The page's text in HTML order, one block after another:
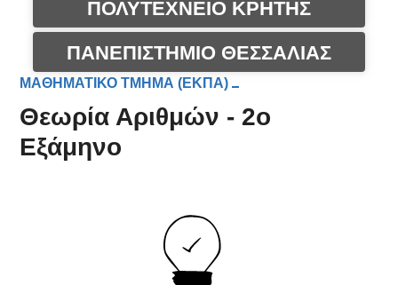
ΠΟΛΥΤΕΧΝΕΙΟ ΚΡΗΤΗΣ
ΠΑΝΕΠΙΣΤΗΜΙΟ ΘΕΣΣΑΛΙΑΣ
ΜΑΘΗΜΑΤΙΚΟ ΤΜΗΜΑ (ΕΚΠΑ)
Θεωρία Αριθμών - 2ο
Εξάμηνο